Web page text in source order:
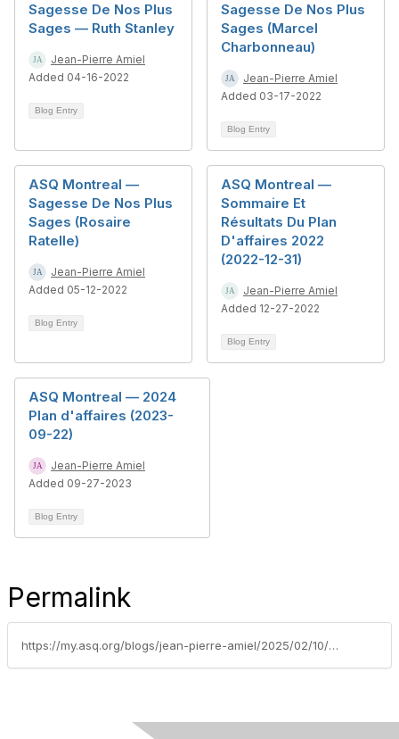
Sagesse De Nos Plus
Sages — Ruth Stanley
Jean-Pierre Amiel
Added 04-16-2022
Blog Entry
Sagesse De Nos Plus
Sages (Marcel
Charbonneau)
Jean-Pierre Amiel
Added 03-17-2022
Blog Entry
ASQ Montreal —
Sagesse De Nos Plus
Sages (Rosaire
Ratelle)
Jean-Pierre Amiel
Added 05-12-2022
Blog Entry
ASQ Montreal —
Sommaire Et
Résultats Du Plan
D'affaires 2022
(2022-12-31)
Jean-Pierre Amiel
Added 12-27-2022
Blog Entry
ASQ Montreal — 2024
Plan d'affaires (2023-
09-22)
Jean-Pierre Amiel
Added 09-27-2023
Blog Entry
Permalink
https://my.asq.org/blogs/jean-pierre-amiel/2025/02/10/75-ans-dhistoire-une-reminiscence-2025-02